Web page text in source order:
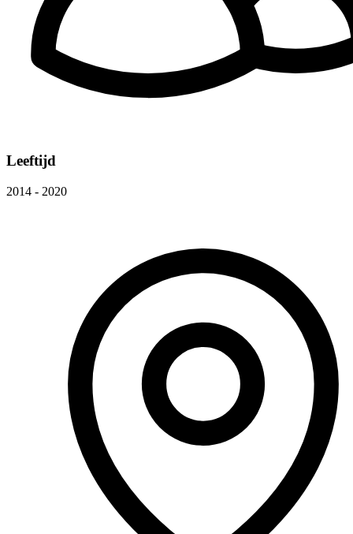
Leeftijd
2014 - 2020